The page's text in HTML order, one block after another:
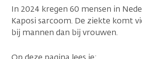
In 2024 kregen 60 mensen in
Kaposi sarcoom. De ziekte komt
bij mannen dan bij vrouwen.